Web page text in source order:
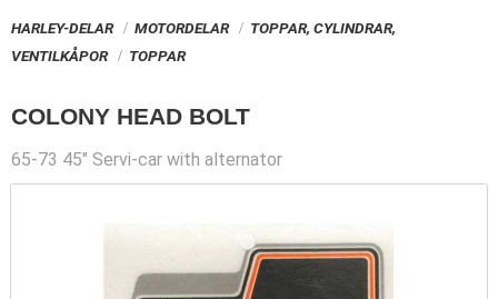
HARLEY-DELAR MOTORDELAR
TOPPAR, CYLINDRAR,
VENTILKÅPOR
TOPPAR
COLONY HEAD BOLT
65-73 45" Servi-car with alternator